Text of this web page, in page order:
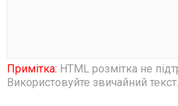
Примітка: HTML розмітка не
Використовуйте звичайний текст.